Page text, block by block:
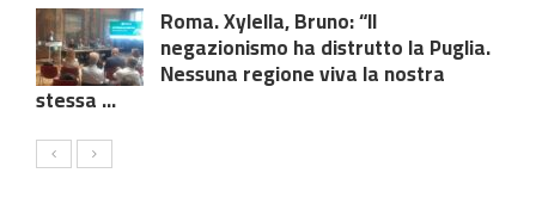
Roma. Xylella, Bruno: “Il
negazionismo ha distrutto la Puglia.
Nessuna regione viva la nostra
stessa ...